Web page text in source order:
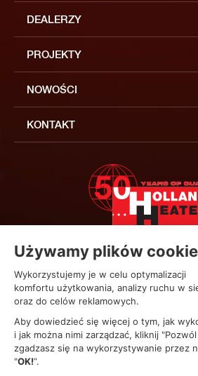
DEALERZY
PROJEKTY
NOWOŚCI
KONTAKT